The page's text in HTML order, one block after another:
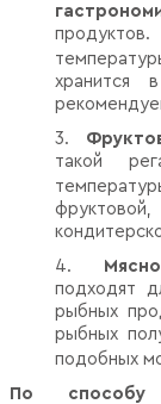
хранится
3.
такой
фруктовой,
4.
подходят
рыбных
рыбных
подобных
По способу